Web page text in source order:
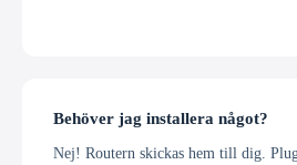
Behöver jag installera något?
Nej! Routern skickas hem till dig.